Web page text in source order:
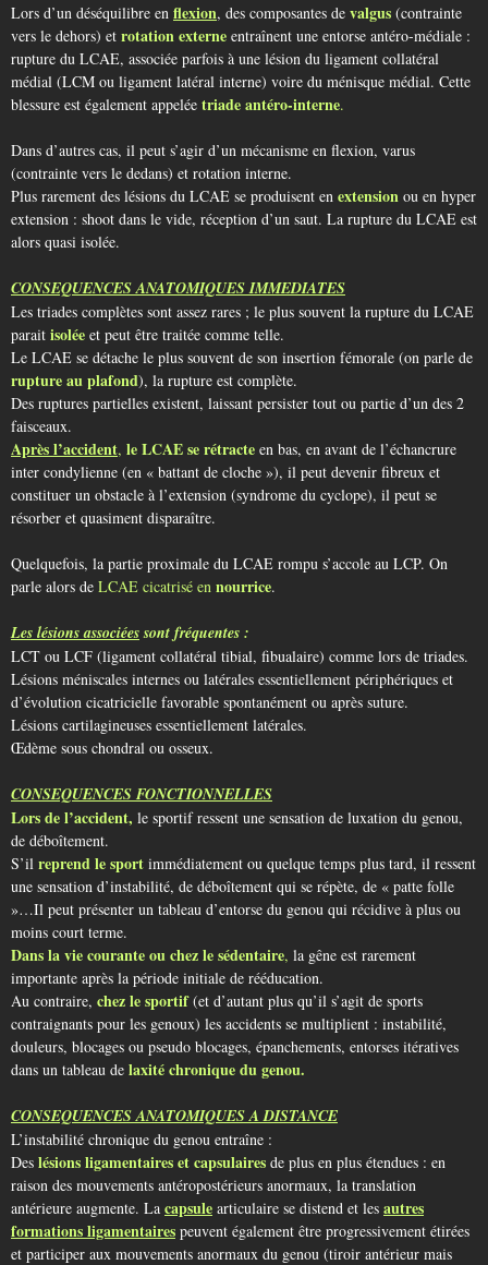
Lors d’un déséquilibre en flexion, des composantes de valgus (contrainte
vers le dehors) et rotation externe entraînent une entorse antéro-médiale :
rupture du LCAE, associée parfois à une lésion du ligament collatéral
médial (LCM ou ligament latéral interne) voire du ménisque médial. Cette
blessure est également appelée triade antéro-interne.
Dans d’autres cas, il peut s’agir d’un mécanisme en flexion, varus
(contrainte vers le dedans) et rotation interne.
Plus rarement des lésions du LCAE se produisent en extension ou en hyper
extension : shoot dans le vide, réception d’un saut. La rupture du LCAE est
alors quasi isolée.
CONSEQUENCES ANATOMIQUES IMMEDIATES
Les triades complètes sont assez rares ; le plus souvent la rupture du LCAE
parait isolée et peut être traitée comme telle.
Le LCAE se détache le plus souvent de son insertion fémorale (on parle de
ruptureau plafond), la rupture est complète.
Des ruptures partielles existent, laissant persister tout ou partie d’un des 2
faisceaux.
Après l’accident, le LCAE se rétracte en bas, en avant de l’échancrure
inter condylienne (en « battant de cloche »), il peut devenir fibreux et
constituer un obstacle à l’extension (syndrome du cyclope), il peut se
résorber et quasiment disparaître.
Quelquefois, la partie proximale du LCAE rompu s’accole au LCP. On
parle alors de LCAE cicatrisé en nourrice.
Les lésions associées sont fréquentes :
LCT ou LCF (ligament collatéral tibial, fibualaire) comme lors de triades.
Lésions méniscales internes ou latérales essentiellement périphériques et
d’évolution cicatricielle favorable spontanément ou après suture.
Lésions cartilagineuses essentiellement latérales.
Œdème sous chondral ou osseux.
CONSEQUENCES FONCTIONNELLES
Lors de l’accident, le sportif ressent une sensation de luxation du genou,
de déboîtement.
S’il reprend le sport immédiatement ou quelque temps plus tard, il ressent
une sensation d’instabilité, de déboîtement qui se répète, de « patte folle
»…Il peut présenter un tableau d’entorse du genou qui récidive à plus ou
moins court terme.
Dans la vie courante ou chez le sédentaire, la gêne est rarement
importante après la période initiale de rééducation.
Au contraire, chez le sportif (et d’autant plus qu’il s’agit de sports
contraignants pour les genoux) les accidents se multiplient : instabilité,
douleurs, blocages ou pseudo blocages, épanchements, entorses itératives
dans un tableau de laxité chronique du genou.
CONSEQUENCES ANATOMIQUES A DISTANCE
L’instabilité chronique du genou entraîne :
Des lésions ligamentaires et capsulaires de plus en plus étendues : en
raison des mouvements antéropostérieurs anormaux, la translation
antérieure augmente. La capsule articulaire se distend et les autres
formations ligamentaires peuvent également être progressivement étirées
et participer aux mouvements anormaux du genou (tiroir antérieur mais